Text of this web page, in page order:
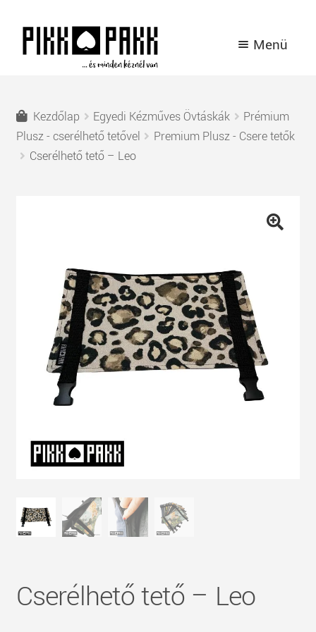
Ugrás
Kilépés
Menü
A PIKK PAKK TÖRTÉNETE
Kezdőlap Egyedi Kézműves Övtáskák
Prémium
Plusz - cserélhető tetővel
Premium Plusz - Csere tetők
Cserélhető tető – Leo
Cserélhető tető – Leo